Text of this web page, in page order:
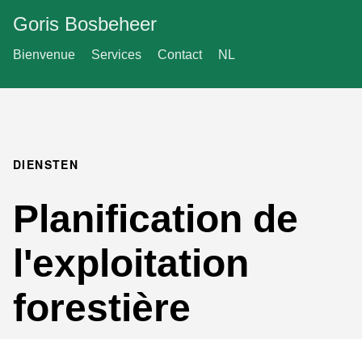
Goris Bosbeheer
Bienvenue Services Contact NL
DIENSTEN
Planification de
l'exploitation
forestière